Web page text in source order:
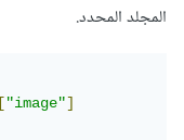
المجلد المحدد.
["image"]